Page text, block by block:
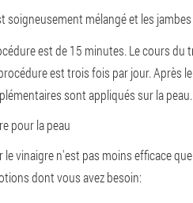
soigneusement mélangé et les
est de 15 minutes. Le cours
est trois fois par jour. Après
sont appliqués sur la peau.
pour la peau
le vinaigre n'est pas moins efficace
dont vous avez besoin: